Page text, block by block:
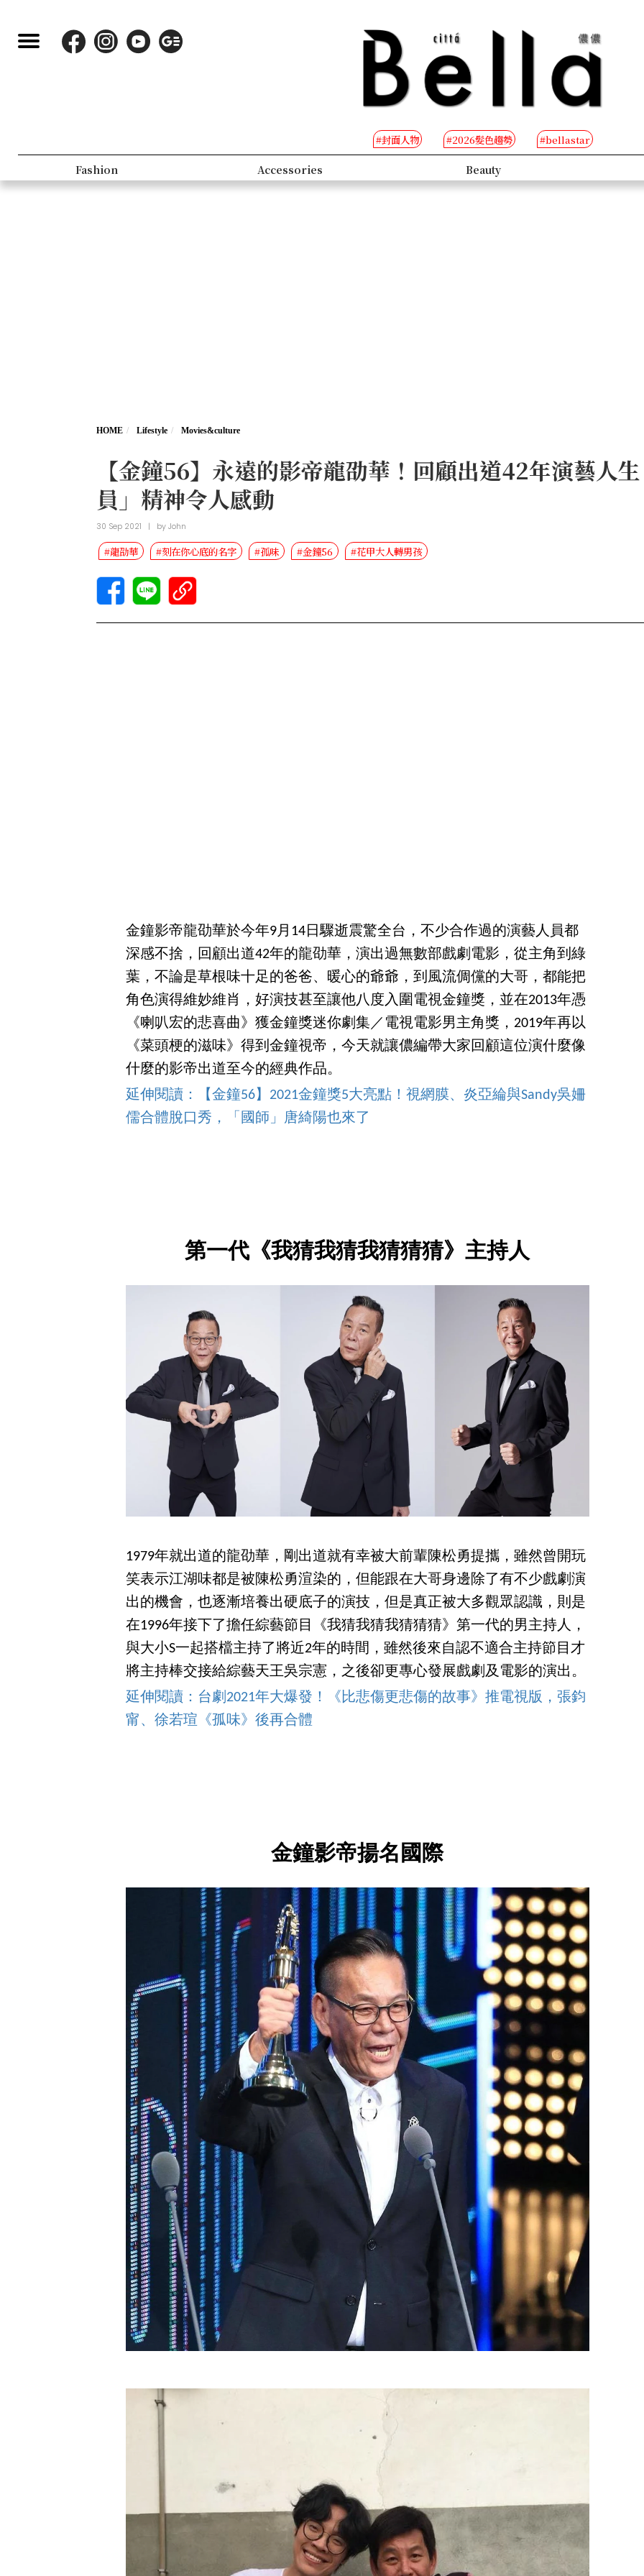
#封面人物 #2026髮色趨勢 #bellastar
Fashion Accessories Beauty
HOME Lifestyle Movies&culture
【金鐘56】永遠的影帝龍劭華！回顧出道42年演藝人
員」精神令人感動
30 Sep 2021 | byJohn
#龍劭華 #刻在你心底的名字 #孤味 #金鐘56 #花甲大人轉男孩
金鐘影帝龍劭華於今年9月14日驟逝震驚全台，不少合作過的演藝人員都
深感不捨，回顧出道42年的龍劭華，演出過無數部戲劇電影，從主角到綠
葉，不論是草根味十足的爸爸、暖心的爺爺，到風流倜儻的大哥，都能把
角色演得維妙維肖，好演技甚至讓他八度入圍電視金鐘獎，並在2013年憑
《喇叭宏的悲喜曲》獲金鐘獎迷你劇集／電視電影男主角獎，2019年再以
《菜頭梗的滋味》得到金鐘視帝，今天就讓儂編帶大家回顧這位演什麼像
什麼的影帝出道至今的經典作品。
延伸閱讀：【金鐘56】2021金鐘獎5大亮點！視網膜、炎亞綸與Sandy吳姍
儒合體脫口秀，「國師」唐綺陽也來了
第一代《我猜我猜我猜猜猜》主持人
1979年就出道的龍劭華，剛出道就有幸被大前輩陳松勇提攜，雖然曾開玩
笑表示江湖味都是被陳松勇渲染的，但能跟在大哥身邊除了有不少戲劇演
出的機會，也逐漸培養出硬底子的演技，但是真正被大多觀眾認識，則是
在1996年接下了擔任綜藝節目《我猜我猜我猜猜猜》第一代的男主持人，
與大小S一起搭檔主持了將近2年的時間，雖然後來自認不適合主持節目才
將主持棒交接給綜藝天王吳宗憲，之後卻更專心發展戲劇及電影的演出。
延伸閱讀：台劇2021年大爆發！《比悲傷更悲傷的故事》推電視版，張鈞
甯、徐若瑄《孤味》後再合體
金鐘影帝揚名國際